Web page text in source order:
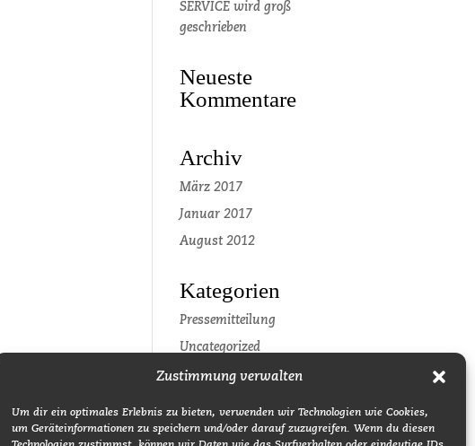
Zustimmung verwalten
Um dir ein optimales Erlebnis zu bieten, verwenden wir Technologien wie Cookies,
um Geräteinformationen zu speichern und/oder darauf zuzugreifen. Wenn du diesen
SERVICE wird groß
geschrieben
Neueste
Kommentare
Archiv
März 2017
Januar 2017
August 2012
Kategorien
Pressemitteilung
Uncategorized
Anmelden